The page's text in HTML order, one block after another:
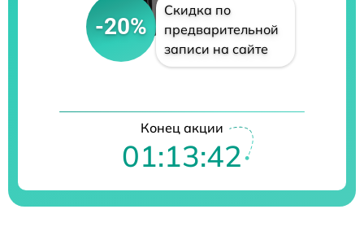
-20%
Скидка по
предварительной
записи на сайте
Конец акции
01:13:41